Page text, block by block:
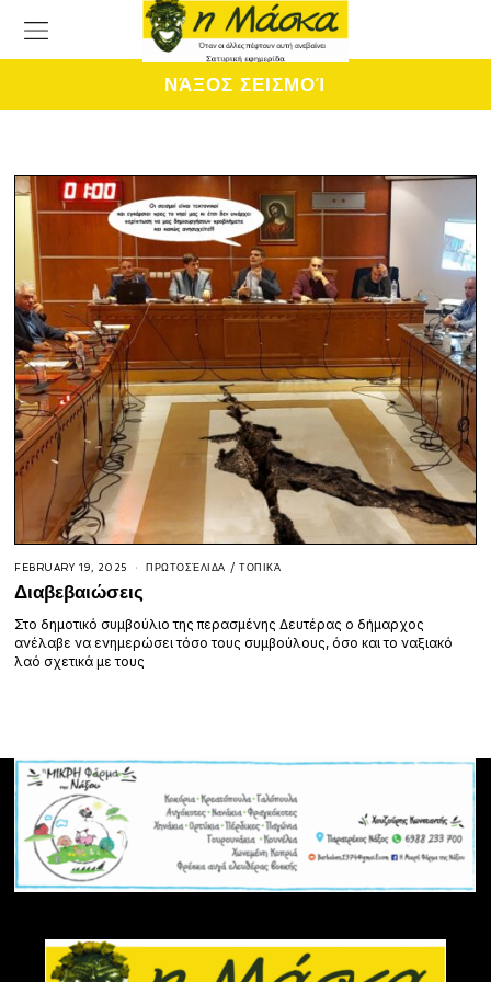
ΝΆΞΟΣ ΣΕΙΣΜΟΊ
FEBRUARY 19, 2025 ΠΡΩΤΟΣΈΛΙΔΑ / ΤΟΠΙΚΆ
Διαβεβαιώσεις
Στο δημοτικό συμβούλιο της περασμένης Δευτέρας ο δήμαρχος
ανέλαβε να ενημερώσει τόσο τους συμβούλους, όσο και το ναξιακό
λαό σχετικά με τους